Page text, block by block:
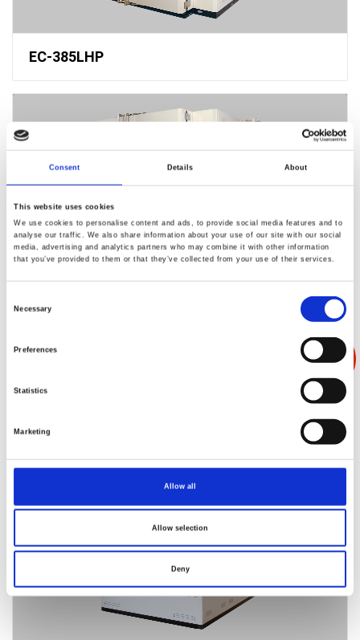
Consent Details About
This website uses cookies
We use cookies to personalise content and ads, to provide social media features and to
analyse our traffic. We also share information about your use of our site with our social
media, advertising and analytics partners who may combine it with other information
that you’ve provided to them or that they’ve collected from your use of their services.
Necessary
Preferences
Statistics
Marketing
Allow all
Allow selection
Deny
EC-385LHP
EC-385MHHP
EC-155MHHP